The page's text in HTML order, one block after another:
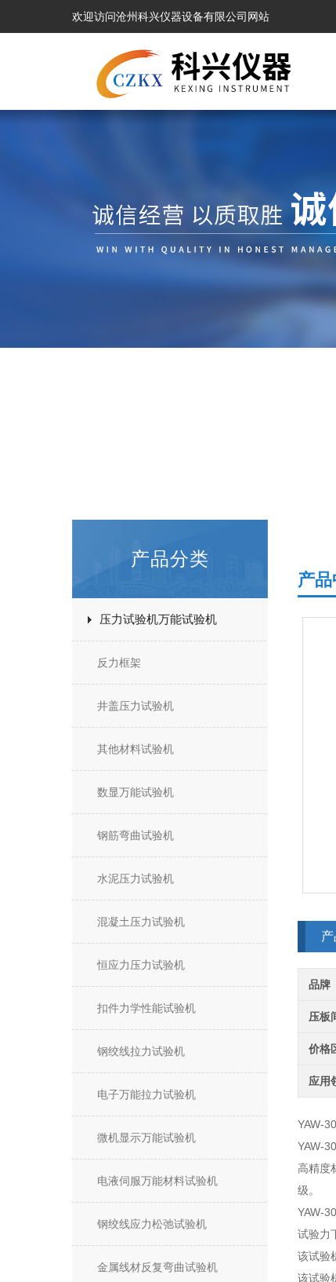
欢迎访问沧州科兴仪器设备有限公司网站
产品分类
压力试验机万能试验机
反力框架
井盖压力试验机
其他材料试验机
数显万能试验机
钢筋弯曲试验机
水泥压力试验机
混凝土压力试验机
恒应力压力试验机
扣件力学性能试验机
钢绞线拉力试验机
电子万能拉力试验机
微机显示万能试验机
电液伺服万能材料试验机
钢绞线应力松弛试验机
金属线材反复弯曲试验机
产
品牌
压板
价格
应用
YAW-
YAW-
高精度
级。
YAW-
试验力
该试验
该试验